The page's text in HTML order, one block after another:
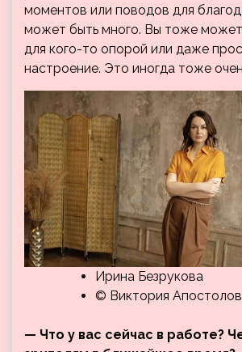
моментов или поводов для
может быть много. Вы тоже
для кого-то опорой или даже
настроение. Это иногда тоже
Ирина Безрукова
© Виктория
— Что у вас сейчас в работе?